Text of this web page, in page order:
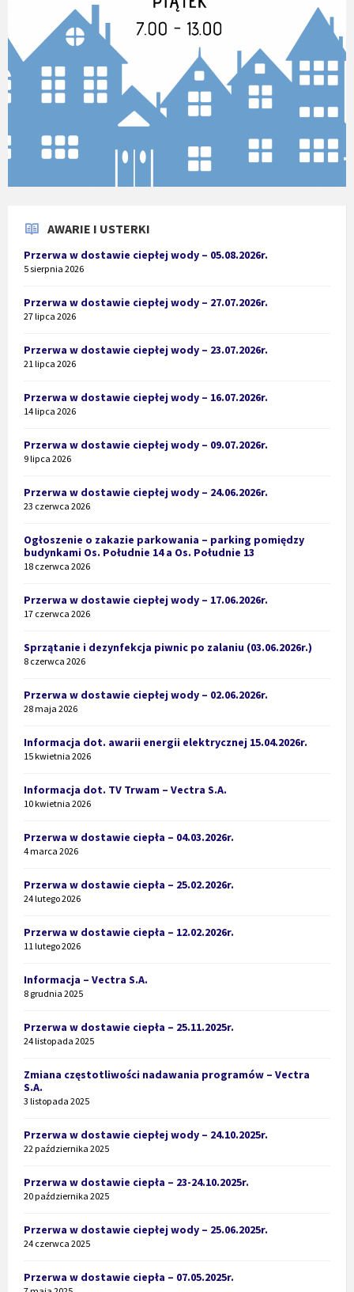
AWARIE I USTERKI
Przerwa w dostawie ciepłej wody – 05.08.2026r.
5 sierpnia 2026
Przerwa w dostawie ciepłej wody – 27.07.2026r.
27 lipca 2026
Przerwa w dostawie ciepłej wody – 23.07.2026r.
21 lipca 2026
Przerwa w dostawie ciepłej wody – 16.07.2026r.
14 lipca 2026
Przerwa w dostawie ciepłej wody – 09.07.2026r.
9 lipca 2026
Przerwa w dostawie ciepłej wody – 24.06.2026r.
23 czerwca 2026
Ogłoszenie o zakazie parkowania – parking pomiędzy
budynkami Os. Południe 14 a Os. Południe 13
18 czerwca 2026
Przerwa w dostawie ciepłej wody – 17.06.2026r.
17 czerwca 2026
Sprzątanie i dezynfekcja piwnic po zalaniu (03.06.2026r.)
8 czerwca 2026
Przerwa w dostawie ciepłej wody – 02.06.2026r.
28 maja 2026
Informacja dot. awarii energii elektrycznej 15.04.2026r.
15 kwietnia 2026
Informacja dot. TV Trwam – Vectra S.A.
10 kwietnia 2026
Przerwa w dostawie ciepła – 04.03.2026r.
4 marca 2026
Przerwa w dostawie ciepła – 25.02.2026r.
24 lutego 2026
Przerwa w dostawie ciepła – 12.02.2026r.
11 lutego 2026
Informacja – Vectra S.A.
8 grudnia 2025
Przerwa w dostawie ciepła – 25.11.2025r.
24 listopada 2025
Zmiana częstotliwości nadawania programów – Vectra
S.A.
3 listopada 2025
Przerwa w dostawie ciepłej wody – 24.10.2025r.
22 października 2025
Przerwa w dostawie ciepła – 23-24.10.2025r.
20 października 2025
Przerwa w dostawie ciepłej wody – 25.06.2025r.
24 czerwca 2025
Przerwa w dostawie ciepła – 07.05.2025r.